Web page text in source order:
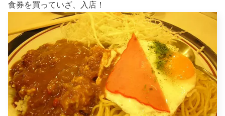
食券を買っていざ、入店！